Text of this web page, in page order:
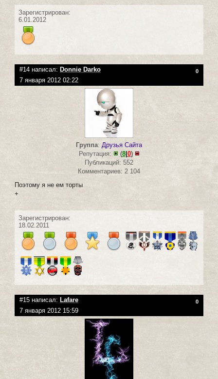
Зарегистрирован:
6.01.2012
#14 написал: Donnie Darko 0
7 января 2012 02:22
Группа: Друзья Сайта
Репутация:
(8| 0)
Публикаций: 552
Комментариев: 2 104
Поэтому я не ем торты
+
Зарегистрирован:
18.02.2011
#15 написал: Lafare 0
7 января 2012 15:59